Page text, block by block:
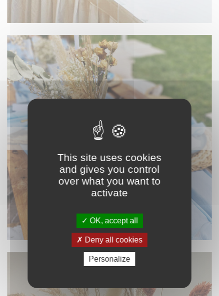
NAPPAGE ET TEXTILE
This site uses cookies
and gives you control
over what you want to
activate
OK, accept all
Deny all cookies
Personalize